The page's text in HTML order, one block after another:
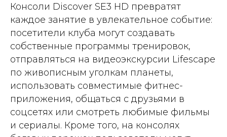
Консоли Discover SE3 HD превратят
каждое занятие в увлекательное событие:
посетители клуба могут создавать
собственные программы тренировок,
отправляться на видеоэкскурсии Lifescape
по живописным уголкам планеты,
использовать совместимые фитнес-
приложения, общаться с друзьями в
соцсетях или смотреть любимые фильмы
и сериалы. Кроме того, на консолях